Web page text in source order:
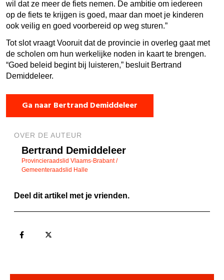
wil dat ze meer de fiets nemen. De ambitie om iedereen
op de fiets te krijgen is goed, maar dan moet je kinderen
ook veilig en goed voorbereid op weg sturen.”
Tot slot vraagt Vooruit dat de provincie in overleg gaat met
de scholen om hun werkelijke noden in kaart te brengen.
“Goed beleid begint bij luisteren,” besluit Bertrand
Demiddeleer.
Ga naar Bertrand Demiddeleer
OVER DE AUTEUR
Bertrand Demiddeleer
Provincieraadslid Vlaams-Brabant /
Gemeenteraadslid Halle
Deel dit artikel met je vrienden.